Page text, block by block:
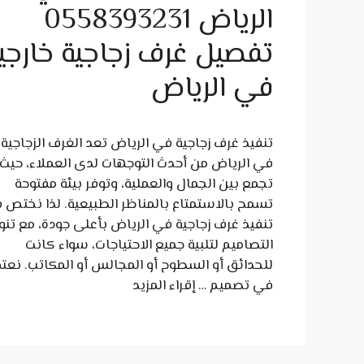
الرياض 0558393231
تفصيل غرف زجاجية
في الرياض
تنفيذ غرف زجاجية في الرياض تعد الغرف الزجاجية
في الرياض من أحدث التوجهات لدى العملاء، حيث
تجمع بين الجمال والعملية، وتوفر بيئة مفتوحة
تسمح بالاستمتاع بالمناظر الطبيعية. لذا
تنفيذ غرف زجاجية في الرياض بأعلى جودة، مع
التصاميم لتلبية جميع الاحتياجات، سواء كانت
للحدائق أو السطوح أو المجالس أو المكاتب.
في تصميم …إقراء المزيد